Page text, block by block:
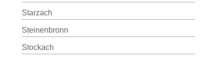
Starzach
Steinenbronn
Stockach